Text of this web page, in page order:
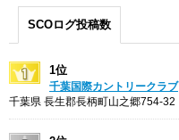
SCOログ投稿数
1位
千葉国際カントリークラブ
千葉県 長生郡長柄町山之郷754-32